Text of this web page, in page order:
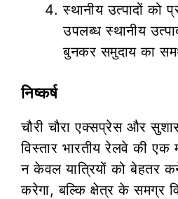
स्थानीय उत्पादों को
उपलब्ध स्थानीय
बुनकर समुदाय का
निष्कर्ष
चौरी चौरा एक्सप्रेस और
विस्तार भारतीय रेलवे की एक
न केवल यात्रियों को बेहतर
करेगा, बल्कि क्षेत्र के समग्र